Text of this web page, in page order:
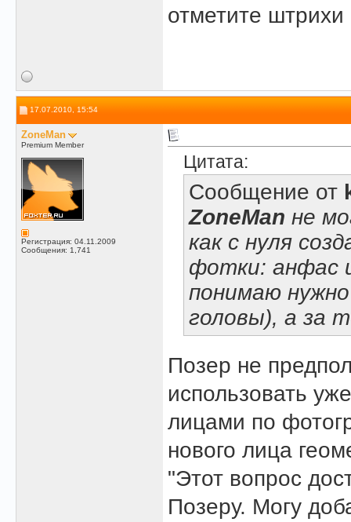
отметите
17.07.2010, 15:54
ZoneMan
Premium Member
Регистрация: 04.11.2009
Сообщения: 1,741
Цитата:
Сообщение от
ZoneMan не
как с нуля
фотки: анфас
понимаю
головы), а за
Позер не
использовать
лицами по
нового лица
"Этот вопрос
Позеру. Могу